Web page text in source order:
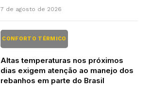
7 de agosto de 2026
CONFORTO TÉRMICO
Altas temperaturas nos próximos
dias exigem atenção ao manejo dos
rebanhos em parte do Brasil